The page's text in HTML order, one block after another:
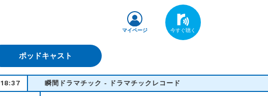
ポッドキャスト
マイページ
18:37 瞬間ドラマチック - ドラマチックレコード